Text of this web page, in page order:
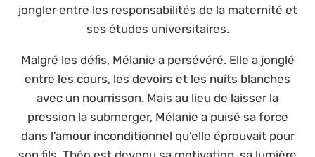
jongler entre les responsabilités de la maternité et
ses études universitaires.
Malgré les défis, Mélanie a persévéré. Elle a jonglé
entre les cours, les devoirs et les nuits blanches
avec un nourrisson. Mais au lieu de laisser la
pression la submerger, Mélanie a puisé sa force
dans l’amour inconditionnel qu’elle éprouvait pour